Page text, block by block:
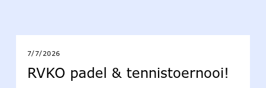
7/7/2026
RVKO padel & tennistoernooi!